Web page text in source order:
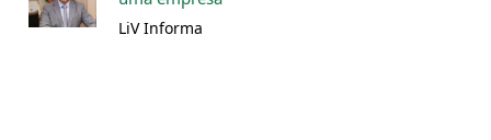
LiV Informa